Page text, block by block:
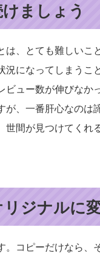
ましょう
は、とても難しいこ
況になってしまうこ
ビュー数が伸びなか
が、一番肝心なのは
世間が見つけてくれ
ジナルに
コピーだけなら、